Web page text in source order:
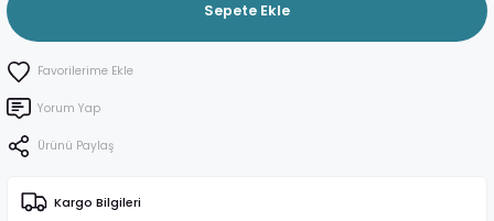
Sepete Ekle
Yorum Yap
Ürünü Paylaş
Kargo Bilgileri